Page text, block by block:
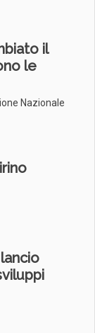
il
le
Nazionale